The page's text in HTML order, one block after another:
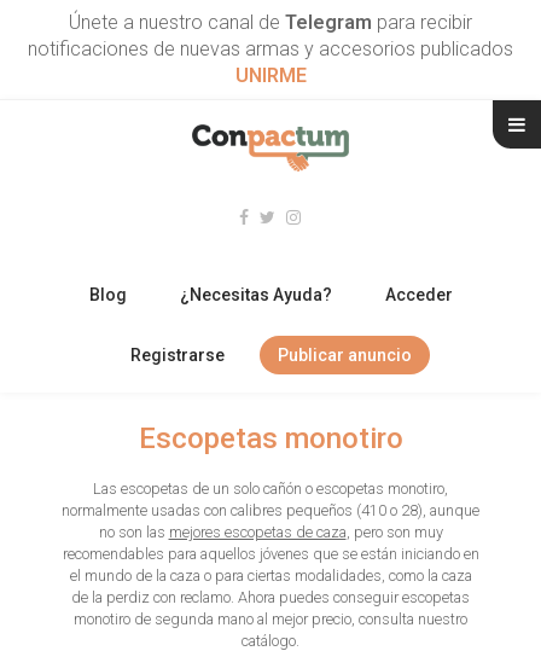
Únete a nuestro canal de Telegram para recibir
notificaciones de nuevas armas y accesorios publicados
UNIRME
Blog ¿Necesitas Ayuda? Acceder
Registrarse Publicar anuncio
ARMAS CORTAS
TIRO Y COMPETICIÓN
AIRE COMPRIMIDO
Escopetas monotiro
Las escopetas de un solo cañón o escopetas monotiro,
normalmente usadas con calibres pequeños (410 o 28), aunque
no son las mejores escopetas de caza , pero son muy
recomendables para aquellos jóvenes que se están iniciando en
el mundo de la caza o para ciertas modalidades, como la caza
de la perdiz con reclamo. Ahora puedes conseguir escopetas
monotiro de segunda mano al mejor precio, consulta nuestro
catálogo.